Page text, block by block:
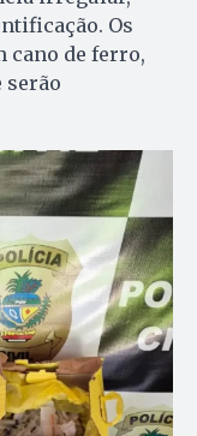
Os
cano de ferro,
serão